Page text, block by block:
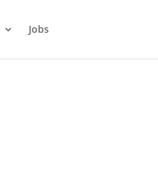
Jobs